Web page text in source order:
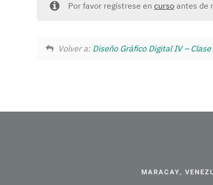
Por favor regístrese en cursoantes de
Volver a: Diseño Gráfico Digital IV – Clase
MARACAY,